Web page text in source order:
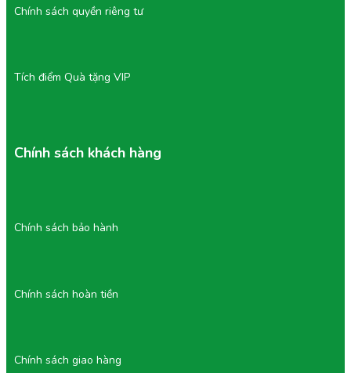
Chính sách khách hàng
Chính sách bảo hành
Chính sách hoàn tiền
Chính sách giao hàng
Tích điểm Quà tặng VIP
Chính sách quyền riêng tư